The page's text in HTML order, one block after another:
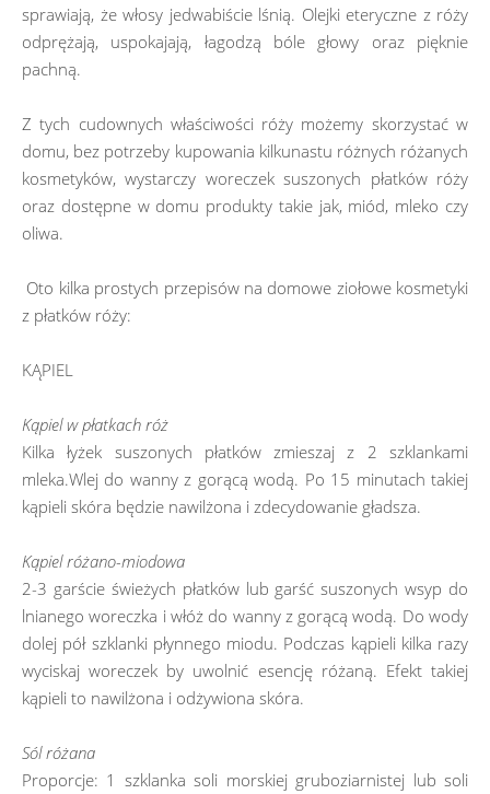
sprawiają, że włosy jedwabiście lśnią. Olejki eteryczne z róży
odprężają, uspokajają, łagodzą bóle głowy oraz pięknie
pachną.
Z tych cudownych właściwości róży możemy skorzystać w
domu, bez potrzeby kupowania kilkunastu różnych różanych
kosmetyków, wystarczy woreczek suszonych płatków róży
oraz dostępne w domu produkty takie jak, miód, mleko czy
oliwa.
Oto kilka prostych przepisów na domowe ziołowe kosmetyki
z płatków róży:
KĄPIEL
Kąpiel w płatkach róż
Kilka łyżek suszonych płatków zmieszaj z 2 szklankami
mleka.Wlej do wanny z gorącą wodą. Po 15 minutach takiej
kąpieli skóra będzie nawilżona i zdecydowanie gładsza.
Kąpiel różano-miodowa
2-3 garście świeżych płatków lub garść suszonych wsyp do
lnianego woreczka i włóż do wanny z gorącą wodą. Do wody
dolej pół szklanki płynnego miodu. Podczas kąpieli kilka razy
wyciskaj woreczek by uwolnić esencję różaną. Efekt takiej
kąpieli to nawilżona i odżywiona skóra.
Sól różana
Proporcje: 1 szklanka soli morskiej gruboziarnistej lub soli